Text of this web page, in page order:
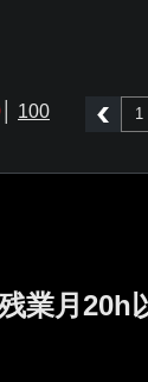
100 1
業月20h